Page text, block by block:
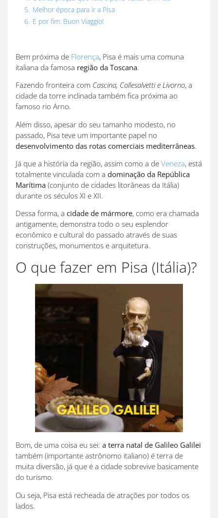
5. Melhor época para ir a Pisa
6. E por fim: Buon Viaggio!
Bem próxima de Florença, Pisa é mais uma comuna
italiana da famosa região da Toscana.
Fazendo fronteira com Cascina, Collesalvetti e Livorno, a
cidade da torre inclinada também fica próxima ao
famoso rio Arno.
Além disso, apesar do seu tamanho modesto, no
passado, Pisa teve um importante papel no
desenvolvimento das rotas comerciais mediterrâneas.
Já que a história da região, assim como a de Veneza, está
totalmente vinculada com a dominação da República
Marítima (conjunto de cidades litorâneas da Itália)
durante os séculos XI e XII.
Dessa forma, a cidade de mármore, como era chamada
antigamente, demonstra todo o seu esplendor
econômico e cultural do passado através de suas
construções, monumentos e arquitetura.
O que fazer em Pisa (Itália)?
Bom, de uma coisa eu sei: a terra natal de Galileo Galilei
também (importante astrônomo italiano) é terra de
muita diversão, já que é a cidade sobrevive basicamente
do turismo.
Ou seja, Pisa está recheada de atrações por todos os
lados.